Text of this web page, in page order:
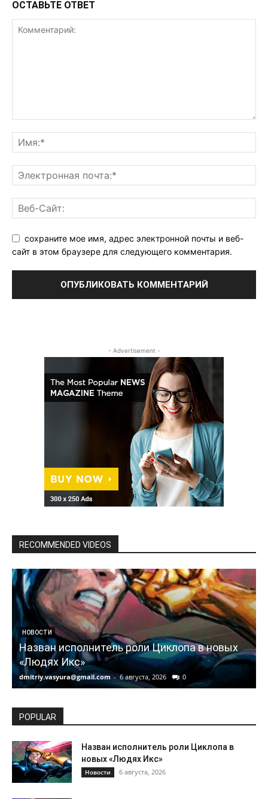
ОСТАВЬТЕ ОТВЕТ
сохраните мое имя, адрес электронной почты и веб-
сайт в этом браузере для следующего комментария.
- Advertisement -
RECOMMENDED VIDEOS
НОВОСТИ
Назван исполнитель роли Циклопа в новых
«Людях Икс»
dmitriy.vasyura@gmail.com - 6 августа, 2026 0
POPULAR
Назван исполнитель роли Циклопа в
новых «Людях Икс»
Новости 6 августа, 2026